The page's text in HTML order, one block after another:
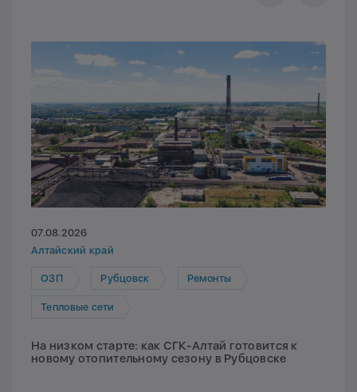
07.08.2026
Алтайский край
ОЗП Рубцовск Ремонты
Тепловые сети
На низком старте: как СГК-Алтай готовится к
новому отопительному сезону в Рубцовске